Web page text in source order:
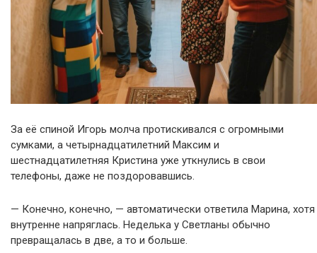
За её спиной Игорь молча протискивался с огромными
сумками, а четырнадцатилетний Максим и
шестнадцатилетняя Кристина уже уткнулись в свои
телефоны, даже не поздоровавшись.
— Конечно, конечно, — автоматически ответила Марина, хотя
внутренне напряглась. Неделька у Светланы обычно
превращалась в две, а то и больше.